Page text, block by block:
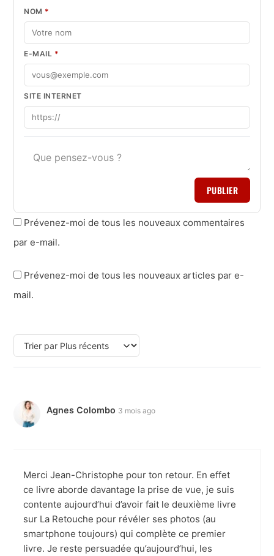
NOM *
E-MAIL *
SITE INTERNET
PUBLIER
Prévenez-moi de tous les nouveaux commentaires
par e-mail.
Prévenez-moi de tous les nouveaux articles par e-
mail.
Agnes Colombo 3 mois ago
Merci Jean-Christophe pour ton retour. En effet
ce livre aborde davantage la prise de vue, je suis
contente aujourd’hui d’avoir fait le deuxième livre
sur La Retouche pour révéler ses photos (au
smartphone toujours) qui complète ce premier
livre. Je reste persuadée qu’aujourd’hui, les